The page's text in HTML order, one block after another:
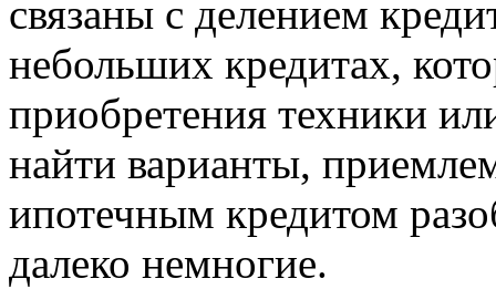
связаны с делением
небольших кредитах,
приобретения техники
найти варианты,
ипотечным кредитом
далеко немногие.